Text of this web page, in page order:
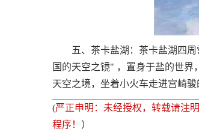
五、茶卡盐湖：茶卡盐湖四周
国的天空之镜" ，置身于盐的世
天空之境，坐着小火车走进宫崎骏
(严正申明：未经授权，转载请注
程序！ ）